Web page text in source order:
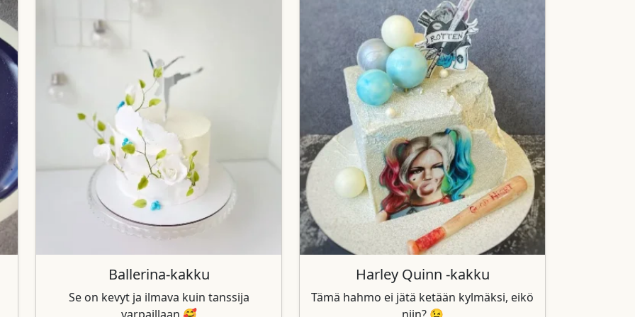
Ballerina-kakku
Se on kevyt ja ilmava kuin tanssija
Harley Quinn -kakku
Tämä hahmo ei jätä ketään kylmäksi, eikö